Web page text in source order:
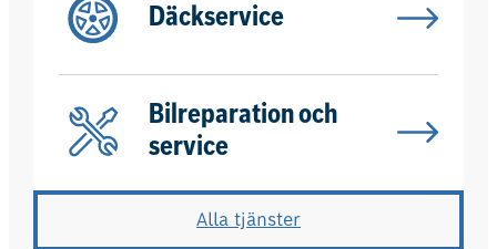
Däckservice
Bilreparation och
service
Alla tjänster